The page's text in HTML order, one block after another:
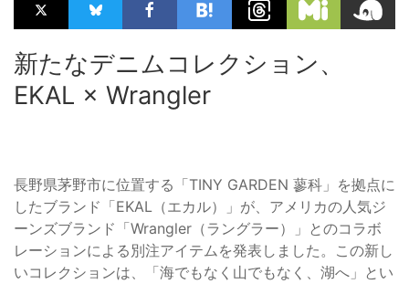
新たなデニムコレクション、
EKAL × Wrangler
長野県茅野市に位置する「TINY GARDEN 蓼科」を拠点に
したブランド「EKAL（エカル）」が、アメリカの人気ジ
ーンズブランド「Wrangler（ラングラー）」とのコラボ
レーションによる別注アイテムを発表しました。この新し
いコレクションは、「海でもなく山でもなく、湖へ」とい